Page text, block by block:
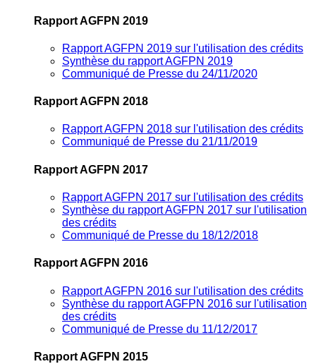
Rapport AGFPN 2019
Rapport AGFPN 2019 sur l'utilisation des crédits
Synthèse du rapport AGFPN 2019
Communiqué de Presse du 24/11/2020
Rapport AGFPN 2018
Rapport AGFPN 2018 sur l'utilisation des crédits
Communiqué de Presse du 21/11/2019
Rapport AGFPN 2017
Rapport AGFPN 2017 sur l'utilisation des crédits
Synthèse du rapport AGFPN 2017 sur l'utilisation
des crédits
Communiqué de Presse du 18/12/2018
Rapport AGFPN 2016
Rapport AGFPN 2016 sur l'utilisation des crédits
Synthèse du rapport AGFPN 2016 sur l'utilisation
des crédits
Communiqué de Presse du 11/12/2017
Rapport AGFPN 2015